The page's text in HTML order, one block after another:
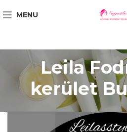
MENU
Leila
kerület